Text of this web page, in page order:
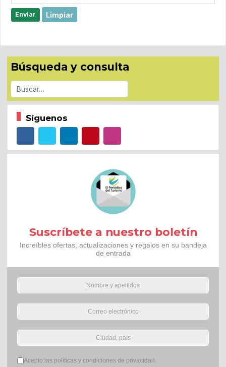
Enviar Limpiar
Búsqueda y consulta
Buscar
Síguenos
Suscríbete a nuestro boletín
Increíbles ofertas, actualizaciones y regalos en su bandeja
de entrada
Términos del servicio*
Acepto las políticas y condiciones de privacidad.